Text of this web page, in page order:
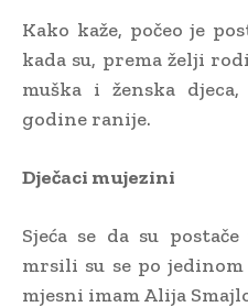
Kako kaže, počeo je
kada su, prema želji
muška i ženska
godine ranije.
Dječaci mujezini
Sjeća se da su
mrsili su se po
mjesni imam Alija